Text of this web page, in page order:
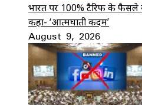
भारत पर 100% टैरिफ के फैसले
कहा- ‘आत्मघाती कदम’
August 9, 2026